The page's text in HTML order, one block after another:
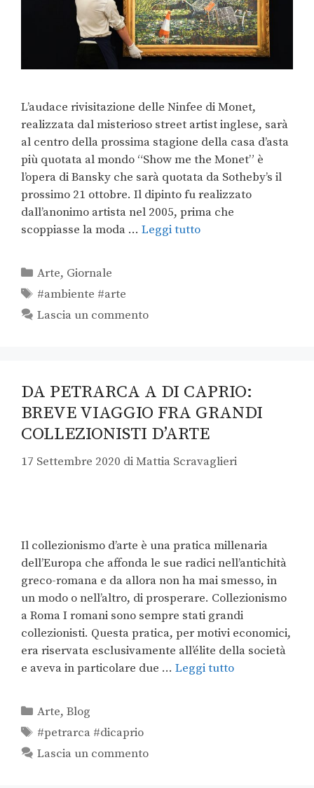
L’audace rivisitazione delle Ninfee di Monet,
realizzata dal misterioso street artist inglese, sarà
al centro della prossima stagione della casa d’asta
più quotata al mondo “Show me the Monet” è
l’opera di Bansky che sarà quotata da Sotheby’s il
prossimo 21 ottobre. Il dipinto fu realizzato
dall’anonimo artista nel 2005, prima che
scoppiasse la moda … Leggi tutto
Arte, Giornale
#ambiente #arte
Lascia un commento
DA PETRARCA A DI CAPRIO:
BREVE VIAGGIO FRA GRANDI
COLLEZIONISTI D’ARTE
17 Settembre 2020 diMattia Scravaglieri
Il collezionismo d’arte è una pratica millenaria
dell’Europa che affonda le sue radici nell’antichità
greco-romana e da allora non ha mai smesso, in
un modo o nell’altro, di prosperare. Collezionismo
a Roma I romani sono sempre stati grandi
collezionisti. Questa pratica, per motivi economici,
era riservata esclusivamente all’élite della società
e aveva in particolare due … Leggi tutto
Arte,Blog
#petrarca #dicaprio
Lascia un commento